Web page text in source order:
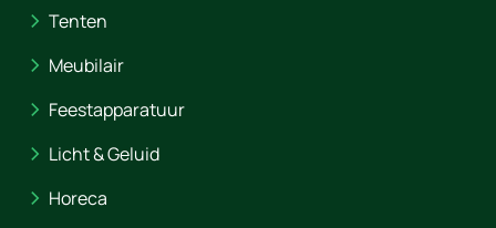
Tenten
Meubilair
Feestapparatuur
Licht & Geluid
Horeca